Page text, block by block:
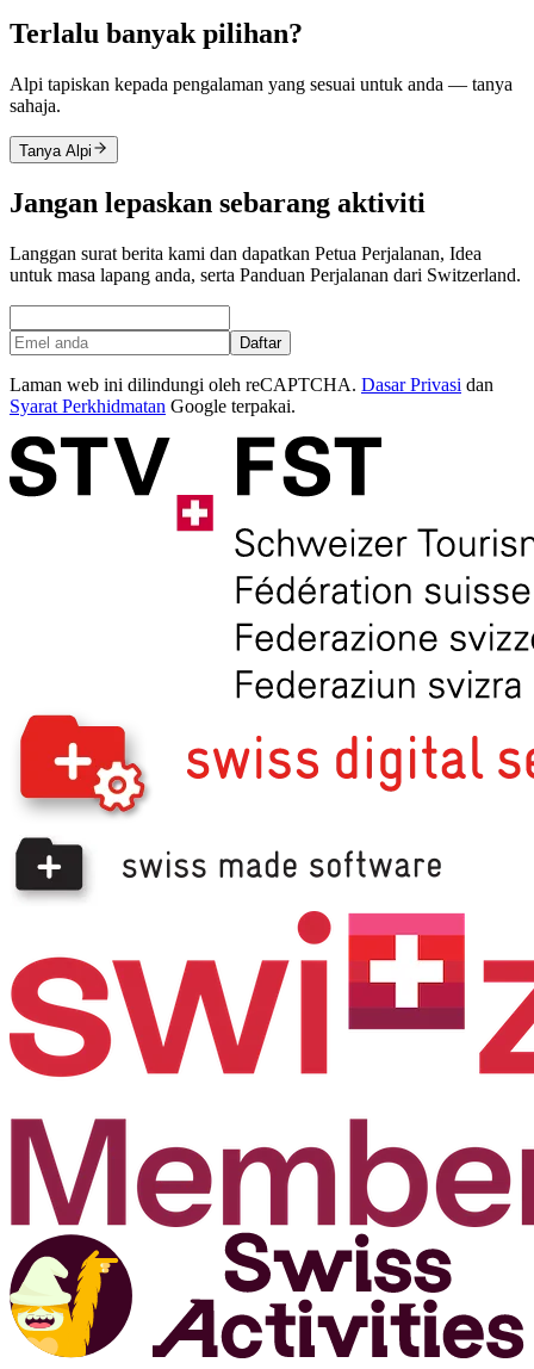
Terlalu banyak pilihan?
Alpi tapiskan kepada pengalaman yang sesuai untuk anda — tanya
sahaja.
Tanya Alpi
Jangan lepaskan sebarang aktiviti
Langgan surat berita kami dan dapatkan Petua Perjalanan, Idea
untuk masa lapang anda, serta Panduan Perjalanan dari Switzerland.
Daftar
Laman web ini dilindungi oleh reCAPTCHA. Dasar Privasi dan
Syarat Perkhidmatan Google terpakai.